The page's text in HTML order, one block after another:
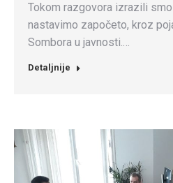
Tokom razgovora izrazili
nastavimo započeto, kroz
Sombora u javnosti.…
Detaljnije